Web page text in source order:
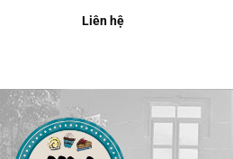
Liên hệ